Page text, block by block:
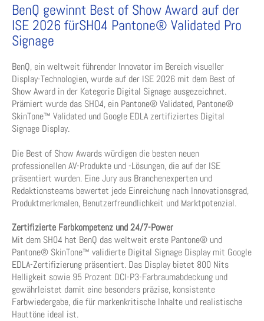
BenQ gewinnt Best of Show Award auf der
ISE 2026 fürSH04 Pantone® Validated Pro
Signage
BenQ, ein weltweit führender Innovator im Bereich visueller
Display-Technologien, wurde auf der ISE 2026 mit dem Best of
Show Award in der Kategorie Digital Signage ausgezeichnet.
Prämiert wurde das SH04, ein Pantone® Validated, Pantone®
SkinTone™ Validated und Google EDLA zertifiziertes Digital
Signage Display.
Die Best of Show Awards würdigen die besten neuen
professionellen AV-Produkte und -Lösungen, die auf der ISE
präsentiert wurden. Eine Jury aus Branchenexperten und
Redaktionsteams bewertet jede Einreichung nach Innovationsgrad,
Produktmerkmalen, Benutzerfreundlichkeit und Marktpotenzial.
Zertifizierte Farbkompetenz und 24/7-Power
Mit dem SH04 hat BenQ das weltweit erste Pantone® und
Pantone® SkinTone™ validierte Digital Signage Display mit Google
EDLA-Zertifizierung präsentiert. Das Display bietet 800 Nits
Helligkeit sowie 95 Prozent DCI-P3-Farbraumabdeckung und
gewährleistet damit eine besonders präzise, konsistente
Farbwiedergabe, die für markenkritische Inhalte und realistische
Hauttöne ideal ist.